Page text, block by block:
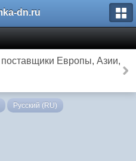
dn.ru
Европы, Азии,
Русский (RU)